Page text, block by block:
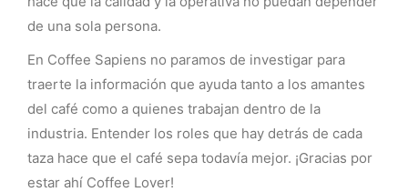
de una sola persona.
En Coffee Sapiens no paramos de investigar para
traerte la información que ayuda tanto a los amantes
del café como a quienes trabajan dentro de la
industria. Entender los roles que hay detrás de cada
taza hace que el café sepa todavía mejor. ¡Gracias por
estar ahí Coffee Lover!